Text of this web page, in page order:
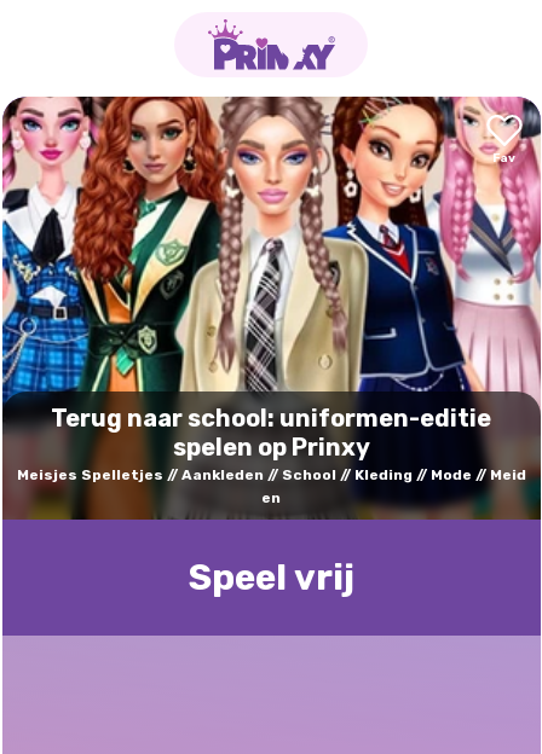
Terug naar school: uniformen-editie
spelen op Prinxy
Meisjes Spelletjes Aankleden School Kleding Mode
Meid
en
Speel vrij